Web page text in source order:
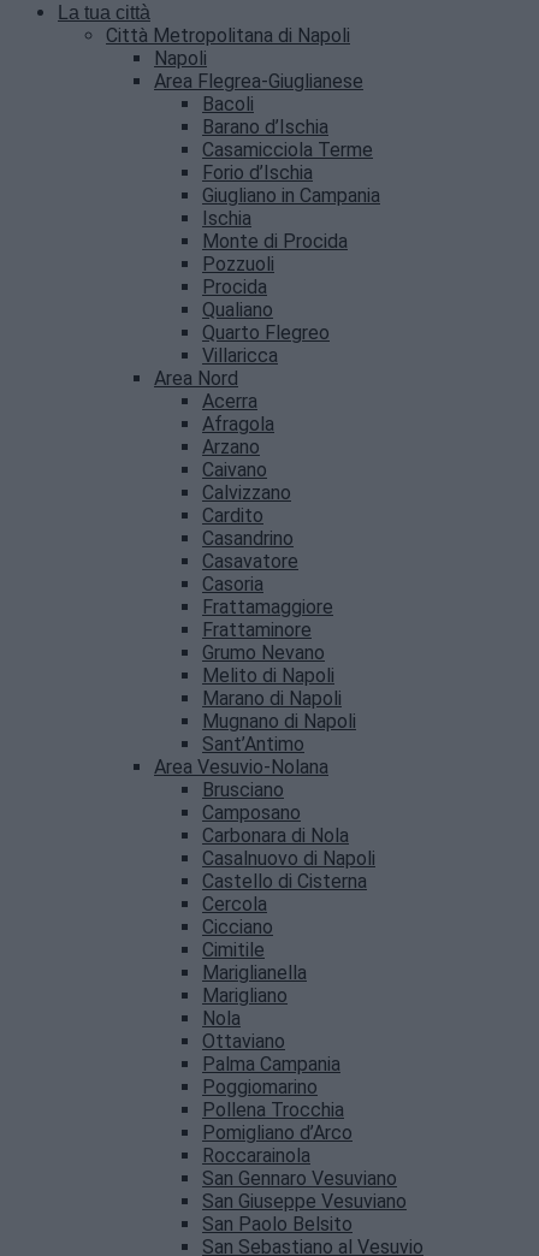
La tua città
Città Metropolitana di Napoli
Napoli
Area Flegrea-Giuglianese
Bacoli
Barano d’Ischia
Casamicciola Terme
Forio d’Ischia
Giugliano in Campania
Ischia
Monte di Procida
Pozzuoli
Procida
Qualiano
Quarto Flegreo
Villaricca
Area Nord
Acerra
Afragola
Arzano
Caivano
Calvizzano
Cardito
Casandrino
Casavatore
Casoria
Frattamaggiore
Frattaminore
Grumo Nevano
Melito di Napoli
Marano di Napoli
Mugnano di Napoli
Sant’Antimo
Area Vesuvio-Nolana
Brusciano
Camposano
Carbonara di Nola
Casalnuovo di Napoli
Castello di Cisterna
Cercola
Cicciano
Cimitile
Mariglianella
Marigliano
Nola
Ottaviano
Palma Campania
Poggiomarino
Pollena Trocchia
Pomigliano d’Arco
Roccarainola
San Gennaro Vesuviano
San Giuseppe Vesuviano
San Paolo Belsito
San Sebastiano al Vesuvio